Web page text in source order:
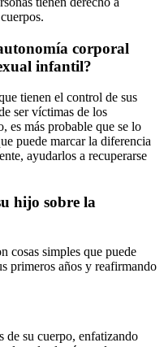
corporal
infantil?
tienen el control de sus
ser víctimas de los
es más probable que se lo
puede marcar la diferencia
ayudarlos a recuperarse
hijo sobre la
cosas simples que puede
primeros años y reafirmando
de su cuerpo, enfatizando